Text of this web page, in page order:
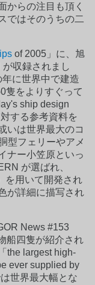
からの注目も頂く
ではそのうちの二
of 2005」に、旭
収録されまし
に世界中で建造
隻をよりすぐって
ship design
する参考資料を
いは世界最大のコ
型フェリーやアメ
ナー小笠原といっ
が選ばれ、
を用いて開発され
が詳細に描写され
News #153
船四隻が紹介され
the largest high-
ever supplied by
世界最大幅とな